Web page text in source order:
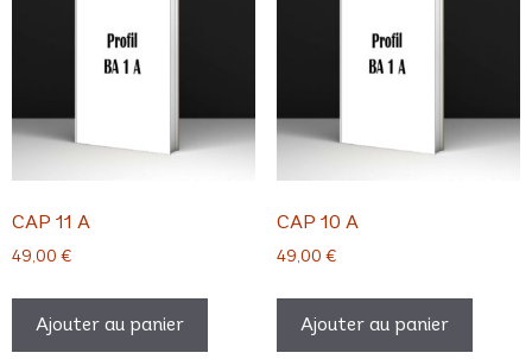
CAP 11 A
49,00 €
Ajouter au panier
CAP 10 A
49,00 €
Ajouter au panier